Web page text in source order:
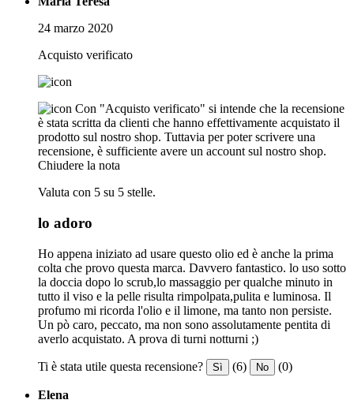
24 marzo 2020
Acquisto verificato
Con "Acquisto verificato" si intende che la recensione
è stata scritta da clienti che hanno effettivamente acquistato il
prodotto sul nostro shop. Tuttavia per poter scrivere una
recensione, è sufficiente avere un account sul nostro shop.
Chiudere la nota
Valuta con 5 su 5 stelle.
lo adoro
Ho appena iniziato ad usare questo olio ed è anche la prima
colta che provo questa marca. Davvero fantastico. lo uso sotto
la doccia dopo lo scrub,lo massaggio per qualche minuto in
tutto il viso e la pelle risulta rimpolpata,pulita e luminosa. Il
profumo mi ricorda l'olio e il limone, ma tanto non persiste.
Un pò caro, peccato, ma non sono assolutamente pentita di
averlo acquistato. A prova di turni notturni ;)
Ti è stata utile questa recensione? Sì (6) No (0)
Elena